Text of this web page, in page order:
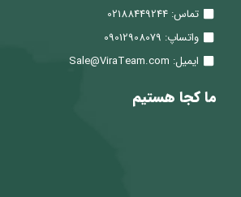
تماس: 02188449244
واتساپ: 09012908079
ایمیل: Sale@ViraTeam.com
ما کجا هستیم